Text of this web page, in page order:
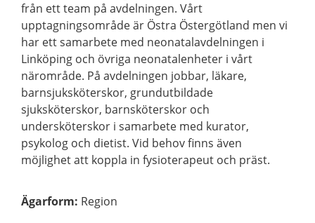
från ett team på avdelningen. Vårt
upptagningsområde är Östra Östergötland men vi
har ett samarbete med neonatalavdelningen i
Linköping och övriga neonatalenheter i vårt
närområde. På avdelningen jobbar, läkare,
barnsjuksköterskor, grundutbildade
sjuksköterskor, barnsköterskor och
undersköterskor i samarbete med kurator,
psykolog och dietist. Vid behov finns även
möjlighet att koppla in fysioterapeut och präst.
Ägarform: Region